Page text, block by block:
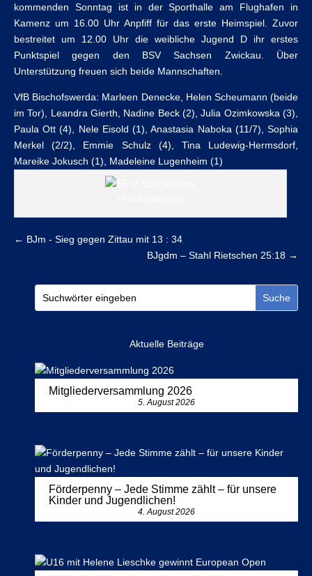
kommenden Sonntag ist in der Sporthalle am Flughafen in
Kamenz um 16.00 Uhr Anpfiff für das erste Heimspiel. Zuvor
bestreitet um 12.00 Uhr die weibliche Jugend D ihr erstes
Punktspiel gegen den BSV Sachsen Zwickau. Über
Unterstützung freuen sich beide Mannschaften.
VfB Bischofswerda: Marleen Denecke, Helen Scheumann (beide
im Tor), Leandra Gierth, Nadine Beck (2), Julia Ozimkowska (3),
Paula Ott (4), Nele Eisold (1), Anastasia Naboka (11/7), Sophia
Merkel (2/2), Emmie Schulz (4), Tina Ludewig-Hermsdorf,
Mareike Jokusch (1), Madeleine Lugenheim (1)
← BJm - Sieg gegen Zittau mit 13 : 34
BJgdm – Stahl Rietschen 25:18 →
Aktuelle Beiträge
Mitgliederversammlung 2026
5. August 2026
Förderpenny – Jede Stimme zählt – für unsere
Kinder und Jugendlichen!
4. August 2026